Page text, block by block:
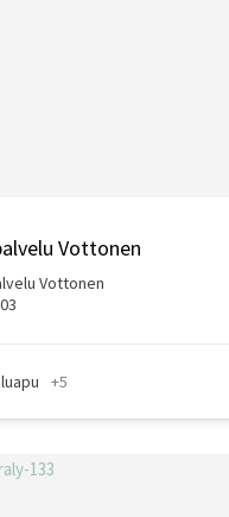
Vottonen
Vottonen
+5